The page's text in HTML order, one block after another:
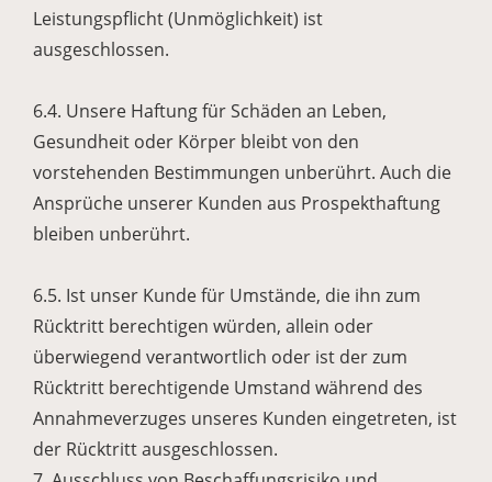
Leistungspflicht (Unmöglichkeit) ist
ausgeschlossen.
6.4. Unsere Haftung für Schäden an Leben,
Gesundheit oder Körper bleibt von den
vorstehenden Bestimmungen unberührt. Auch die
Ansprüche unserer Kunden aus Prospekthaftung
bleiben unberührt.
6.5. Ist unser Kunde für Umstände, die ihn zum
Rücktritt berechtigen würden, allein oder
überwiegend verantwortlich oder ist der zum
Rücktritt berechtigende Umstand während des
Annahmeverzuges unseres Kunden eingetreten, ist
der Rücktritt ausgeschlossen.